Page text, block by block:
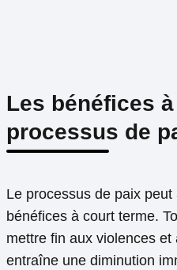
Les bénéfices
processus de
Le processus de paix
bénéfices à court terme.
mettre fin aux violences
entraîne une diminution